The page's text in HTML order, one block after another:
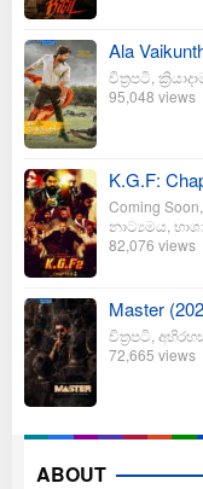
Ala
චිත්‍රපටි
95,048 views
K.G.F:
Coming Soon
නාට්‍යමය
82,076 views
Master
චිත්‍රපටි
72,665 views
ABOUT